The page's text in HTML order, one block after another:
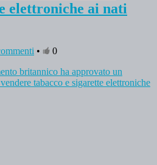
elettroniche ai nati
•
0
britannico ha approvato un
tabacco e sigarette elettroniche